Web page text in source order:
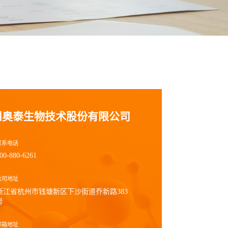
泰生物技术股份有限公司
系电话
880-6261
司地址
江省杭州市钱塘新区下沙街道乔新路383
箱地址